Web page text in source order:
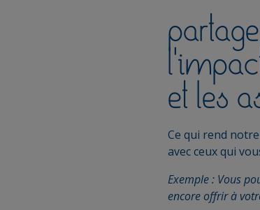
et les
Ce qui rend notre
avec ceux qui
Exemple : Vous
encore offrir à